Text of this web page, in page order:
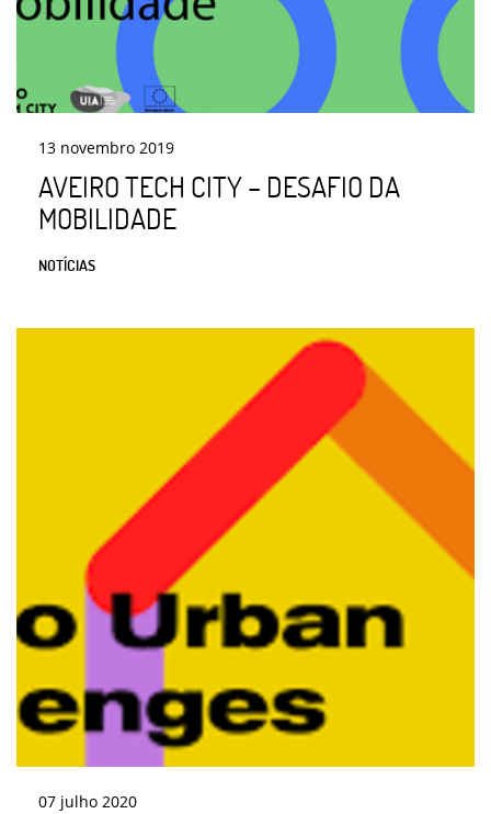
13 novembro 2019
AVEIRO TECH CITY – DESAFIO DA
MOBILIDADE
NOTÍCIAS
07 julho 2020